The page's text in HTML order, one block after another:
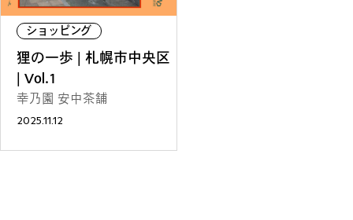
#僕らの便利酒場
ショッピング
狸の一歩 | 札幌市中央区
| Vol.1
幸乃園 安中茶舗
2025.11.12